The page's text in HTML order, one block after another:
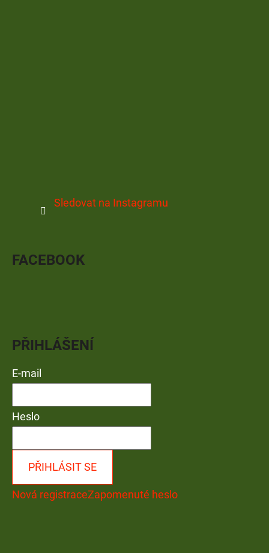
Sledovat na Instagramu
FACEBOOK
PŘIHLÁŠENÍ
E-mail
Heslo
PŘIHLÁSIT SE
Nová registraceZapomenuté heslo